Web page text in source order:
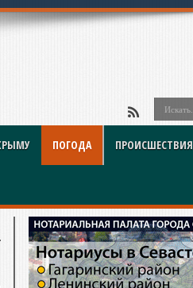
ПОГОДА ПРОИСШЕСТВИЯ